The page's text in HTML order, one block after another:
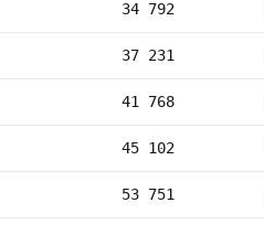
34 792
37 231
41 768
45 102
53 751